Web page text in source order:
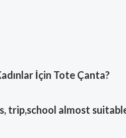
İçin Tote Çanta?
trip,school almost